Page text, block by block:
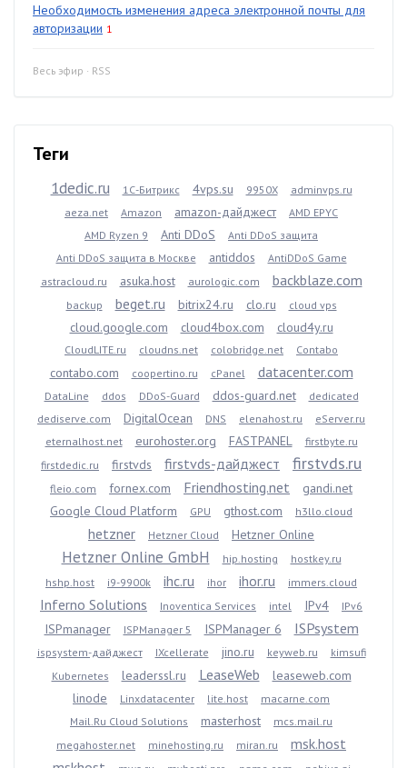
Необходимость изменения адреса электронной почты для
авторизации 1
Весь эфир · RSS
Теги
1dedic.ru 1С-Битрикс 4vps.su 9950X
adminvps.ru
aeza.net
Amazon amazon-дайджест
AMD EPYC
AMD Ryzen 9
Anti DDoS
Anti DDoS защита
Anti DDoS защита в Москве
antiddos
AntiDDoS Game
astracloud.ru
asuka.host aurologic.com backblaze.com
backup beget.ru bitrix24.ru clo.ru cloud vps
cloud.google.com cloud4box.com cloud4y.ru
CloudLITE.ru cloudns.net colobridge.net Contabo
contabo.com coopertino.ru cPanel datacenter.com
DataLine ddos DDoS-Guard ddos-guard.net
dedicated
dediserve.com
DigitalOcean DNS elenahost.ru
eServer.ru
eternalhost.net
eurohoster.org FASTPANEL
firstbyte.ru
firstdedic.ru
firstvds firstvds-дайджест firstvds.ru
fleio.com fornex.com Friendhosting.net
gandi.net
Google Cloud Platform
GPU gthost.com h3llo.cloud
hetzner Hetzner Cloud Hetzner Online
Hetzner Online GmbH hip.hosting
hostkey.ru
hshp.host
i9-9900k ihc.ru ihor ihor.ru immers.cloud
Inferno Solutions Inoventica Services intel IPv4 IPv6
ISPmanager ISPManager 5 ISPManager 6 ISPsystem
ispsystem-дайджест IXcellerate jino.ru keyweb.ru
kimsufi
Kubernetes
leaderssl.ru LeaseWeb
leaseweb.com
linode
Linxdatacenter lite.host
macarne.com
Mail.Ru Cloud Solutions
masterhost
mcs.mail.ru
megahoster.net
minehosting.ru miran.ru
msk.host